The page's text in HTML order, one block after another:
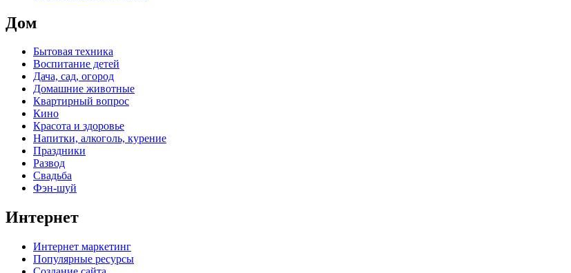
Дом
Бытовая техника
Воспитание детей
Дача, сад, огород
Домашние животные
Квартирный вопрос
Кино
Красота и здоровье
Напитки, алкоголь, курение
Праздники
Развод
Свадьба
Фэн-шуй
Интернет
Интернет маркетинг
Популярные ресурсы